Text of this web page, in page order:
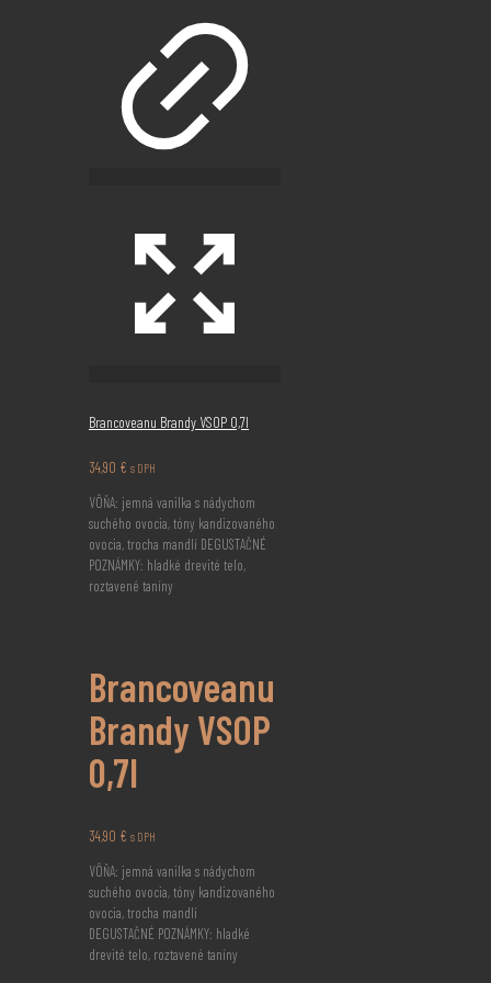
Brancoveanu Brandy VSOP 0,7l
34,90 € s DPH
VÔŇA: jemná vanilka s nádychom
suchého ovocia, tóny kandizovaného
ovocia, trocha mandlí DEGUSTAČNÉ
POZNÁMKY: hladké drevité telo,
roztavené taníny
Brancoveanu
Brandy VSOP
0,7l
34,90 € s DPH
VÔŇA: jemná vanilka s nádychom
suchého ovocia, tóny kandizovaného
ovocia, trocha mandlí
DEGUSTAČNÉ POZNÁMKY: hladké
drevité telo, roztavené taníny